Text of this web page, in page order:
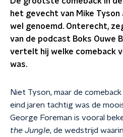
het gevecht van Mike
wel genoemd. Onterecht,
van de podcast Boks Ouwe
vertelt hij welke comeback
was.
Niet Tyson, maar de
eind jaren tachtig was de
George Foreman is vooral
the Jungle, de wedstrijd